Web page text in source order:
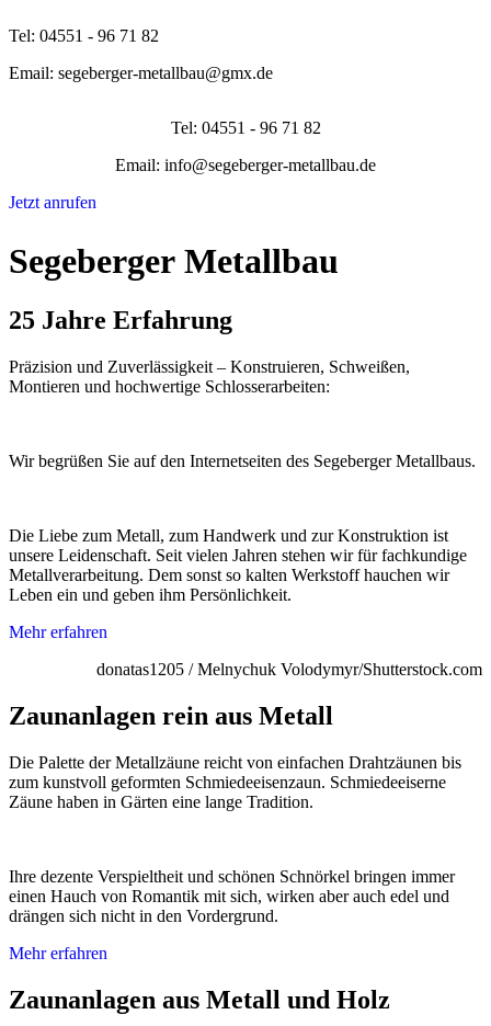
Tel: 04551 - 96 71 82
Email: segeberger-metallbau@gmx.de
Tel: 04551 - 96 71 82
Email: info@segeberger-metallbau.de
Jetzt anrufen
Segeberger Metallbau
25 Jahre Erfahrung
Präzision und Zuverlässigkeit – Konstruieren, Schweißen,
Montieren und hochwertige Schlosserarbeiten:
Wir begrüßen Sie auf den Internetseiten des Segeberger Metallbaus.
Die Liebe zum Metall, zum Handwerk und zur Konstruktion ist
unsere Leidenschaft. Seit vielen Jahren stehen wir für fachkundige
Metallverarbeitung. Dem sonst so kalten Werkstoff hauchen wir
Leben ein und geben ihm Persönlichkeit.
Mehr erfahren
donatas1205 / Melnychuk Volodymyr/Shutterstock.com
Zaunanlagen rein aus Metall
Die Palette der Metallzäune reicht von einfachen Drahtzäunen bis
zum kunstvoll geformten Schmiedeeisenzaun. Schmiedeeiserne
Zäune haben in Gärten eine lange Tradition.
Ihre dezente Verspieltheit und schönen Schnörkel bringen immer
einen Hauch von Romantik mit sich, wirken aber auch edel und
drängen sich nicht in den Vordergrund.
Mehr erfahren
Zaunanlagen aus Metall und Holz